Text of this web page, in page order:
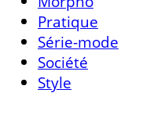
Pratique
Série-mode
Société
Style